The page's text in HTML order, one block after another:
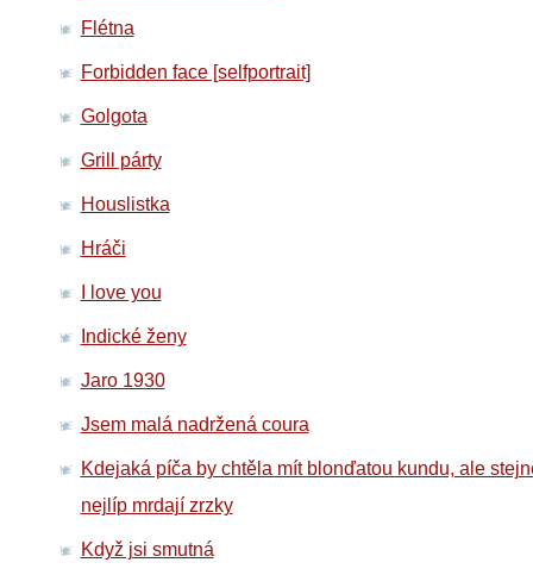
Flétna
Forbidden face [selfportrait]
Golgota
Grill párty
Houslistka
Hráči
I love you
Indické ženy
Jaro 1930
Jsem malá nadržená coura
Kdejaká píča by chtěla mít blonďatou kundu, ale
nejlíp mrdají zrzky
Když jsi smutná